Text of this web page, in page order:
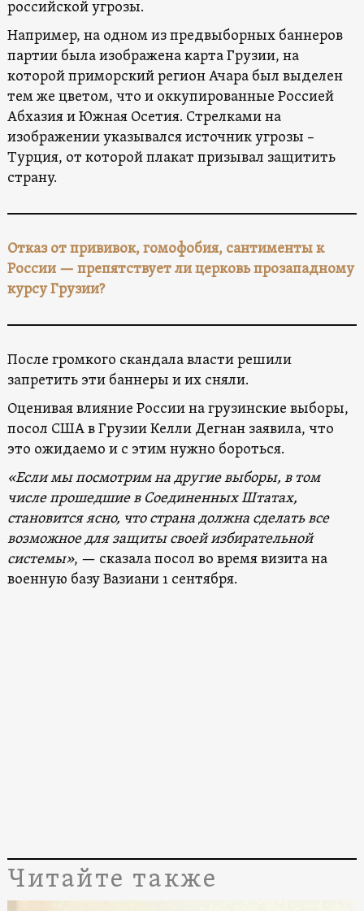
российской угрозы.
Например, на одном из предвыборных баннеров
партии была изображена карта Грузии, на
которой приморский регион Ачара был выделен
тем же цветом, что и оккупированные Россией
Абхазия и Южная Осетия. Стрелками на
изображении указывался источник угрозы –
Турция, от которой плакат призывал защитить
страну.
Отказ от прививок, гомофобия, сантименты к
России — препятствует ли церковь прозападному
курсу Грузии?
После громкого скандала власти решили
запретить эти баннеры и их сняли.
Оценивая влияние России на грузинские выборы,
посол США в Грузии Келли Дегнан заявила, что
это ожидаемо и с этим нужно бороться.
«Если мы посмотрим на другие выборы, в том
числе прошедшие в Соединенных Штатах,
становится ясно, что страна должна сделать все
возможное для защиты своей избирательной
системы», — сказала посол во время визита на
военную базу Вазиани 1 сентября.
Читайте также